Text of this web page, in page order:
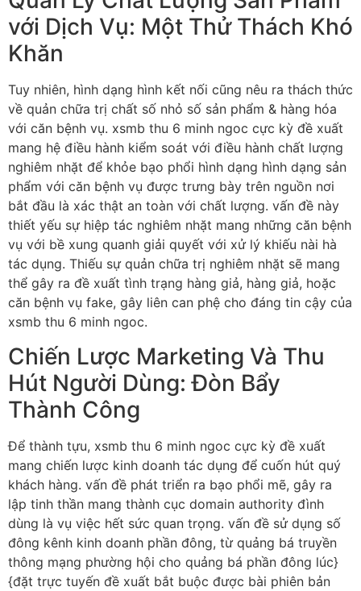
với Dịch Vụ: Một Thử Thách Khó
Khăn
Tuy nhiên, hình dạng hình kết nối cũng nêu ra thách thức
về quản chữa trị chất số nhỏ số sản phẩm & hàng hóa
với căn bệnh vụ. xsmb thu 6 minh ngoc cực kỳ đề xuất
mang hệ điều hành kiểm soát với điều hành chất lượng
nghiêm nhặt để khỏe bạo phổi hình dạng hình dạng sản
phẩm với căn bệnh vụ được trưng bày trên nguồn nơi
bắt đầu là xác thật an toàn với chất lượng. vấn đề này
thiết yếu sự hiệp tác nghiêm nhặt mang những căn bệnh
vụ với bề xung quanh giải quyết với xử lý khiếu nài hà
tác dụng. Thiếu sự quản chữa trị nghiêm nhặt sẽ mang
thể gây ra đề xuất tình trạng hàng giả, hàng giả, hoặc
căn bệnh vụ fake, gây liên can phệ cho đáng tin cậy của
xsmb thu 6 minh ngoc.
Chiến Lược Marketing Và Thu
Hút Người Dùng: Đòn Bẩy
Thành Công
Để thành tựu, xsmb thu 6 minh ngoc cực kỳ đề xuất
mang chiến lược kinh doanh tác dụng để cuốn hút quý
khách hàng. vấn đề phát triển ra bạo phổi mẽ, gây ra
lập tinh thần mang thành cục domain authority đình
dùng là vụ việc hết sức quan trọng. vấn đề sử dụng số
đông kênh kinh doanh phần đông, từ quảng bá truyền
thông mạng phường hội cho quảng bá phần đông lúc}
{đặt trực tuyến đề xuất bắt buộc được bài phiên bản